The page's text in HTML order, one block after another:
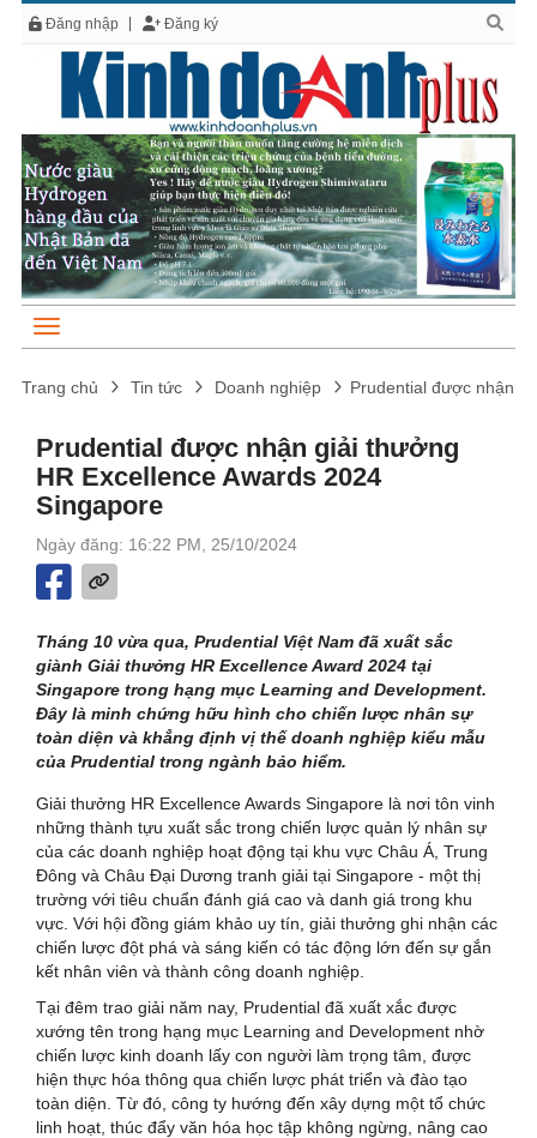
Đăng nhập Đăng ký
Trang chủ Tin tức Doanh nghiệp Prudential được nhận
Prudential được nhận giải thưởng
HR Excellence Awards 2024
Singapore
Ngày đăng: 16:22 PM, 25/10/2024
Tháng 10 vừa qua, Prudential Việt Nam đã xuất sắc
giành Giải thưởng HR Excellence Award 2024 tại
Singapore trong hạng mục Learning and Development.
Đây là minh chứng hữu hình cho chiến lược nhân sự
toàn diện và khẳng định vị thế doanh nghiệp kiểu mẫu
của Prudential trong ngành bảo hiểm.
Giải thưởng HR Excellence Awards Singapore là nơi tôn vinh
những thành tựu xuất sắc trong chiến lược quản lý nhân sự
của các doanh nghiệp hoạt động tại khu vực Châu Á, Trung
Đông và Châu Đại Dương tranh giải tại Singapore - một thị
trường với tiêu chuẩn đánh giá cao và danh giá trong khu
vực. Với hội đồng giám khảo uy tín, giải thưởng ghi nhận các
chiến lược đột phá và sáng kiến có tác động lớn đến sự gắn
kết nhân viên và thành công doanh nghiệp.
Tại đêm trao giải năm nay, Prudential đã xuất xắc được
xướng tên trong hạng mục Learning and Development nhờ
chiến lược kinh doanh lấy con người làm trọng tâm, được
hiện thực hóa thông qua chiến lược phát triển và đào tạo
toàn diện. Từ đó, công ty hướng đến xây dựng một tổ chức
linh hoạt, thúc đẩy văn hóa học tập không ngừng, nâng cao